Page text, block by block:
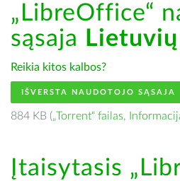
„LibreOffice“
sąsaja
Reikia kitos kalbos?
IŠVERSTA NAUDOTOJO SĄSAJA
884 KB („Torrent“ failas,
Įtaisytasis